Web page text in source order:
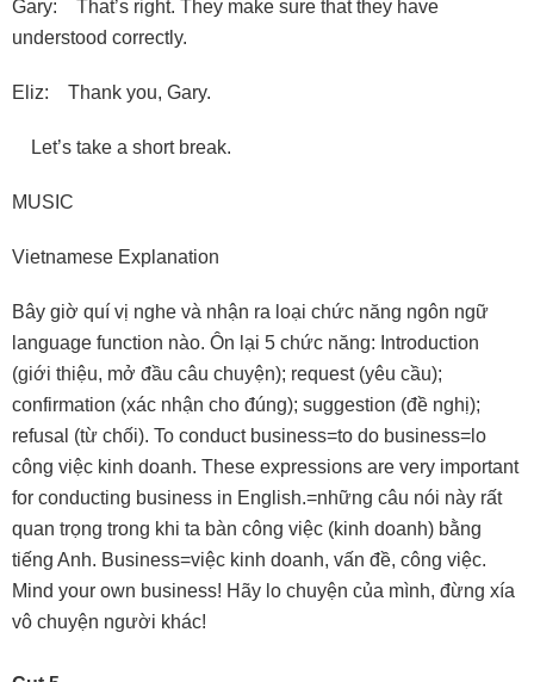
Gary: That’s right. They make sure that they have
understood correctly.
Eliz: Thank you, Gary.
Let’s take a short break.
MUSIC
Vietnamese Explanation
Bây giờ quí vị nghe và nhận ra loại chức năng ngôn ngữ
language function nào. Ôn lại 5 chức năng: Introduction
(giới thiệu, mở đầu câu chuyện); request (yêu cầu);
confirmation (xác nhận cho đúng); suggestion (đề nghị);
refusal (từ chối). To conduct business=to do business=lo
công việc kinh doanh. These expressions are very important
for conducting business in English.=những câu nói này rất
quan trọng trong khi ta bàn công việc (kinh doanh) bằng
tiếng Anh. Business=việc kinh doanh, vấn đề, công việc.
Mind your own business! Hãy lo chuyện của mình, đừng xía
vô chuyện người khác!